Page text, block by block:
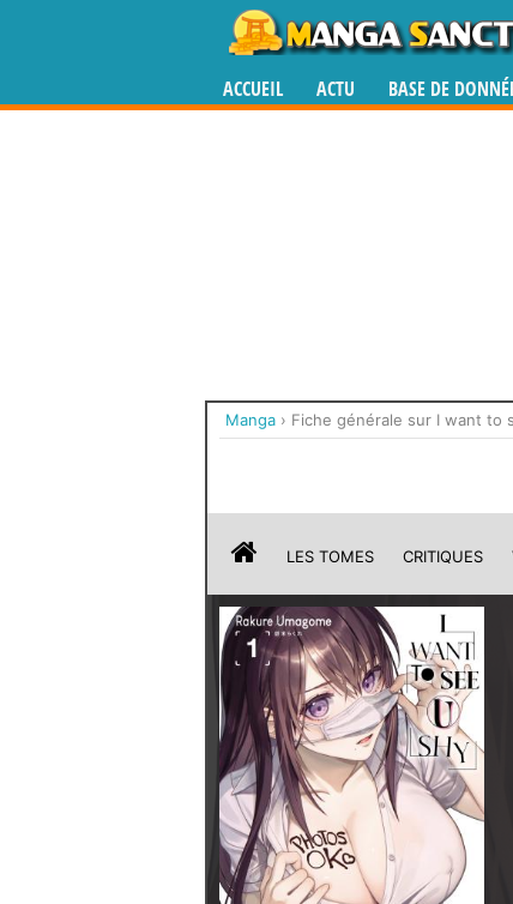
ACCUEIL ACTU BASE DE
Manga › Fiche générale sur I want to
LES TOMES CRITIQUES